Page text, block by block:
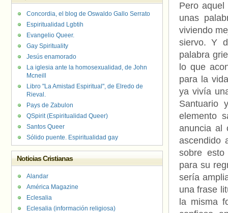
Pero
unas
viviendo
siervo. Y
palabra
lo que
para la
ya vivía
Santuario
elemento
anuncia al
ascendido
sobre esto
para su
sería
una frase
la misma
Concordia, el blog de Oswaldo Gallo Serrato
Espiritualidad Lgbtih
Evangelio Queer.
Gay Spirituality
Jesús enamorado
La iglesia ante la homosexualidad, de John
Mcneill
Libro "La Amistad Espiritual", de Elredo de
Rieval.
Pays de Zabulon
QSpirit (Espiritualidad Queer)
Santos Queer
Sólido puente. Espiritualidad gay
Noticias Cristianas
Alandar
América Magazine
Eclesalia
Eclesalia (información religiosa)